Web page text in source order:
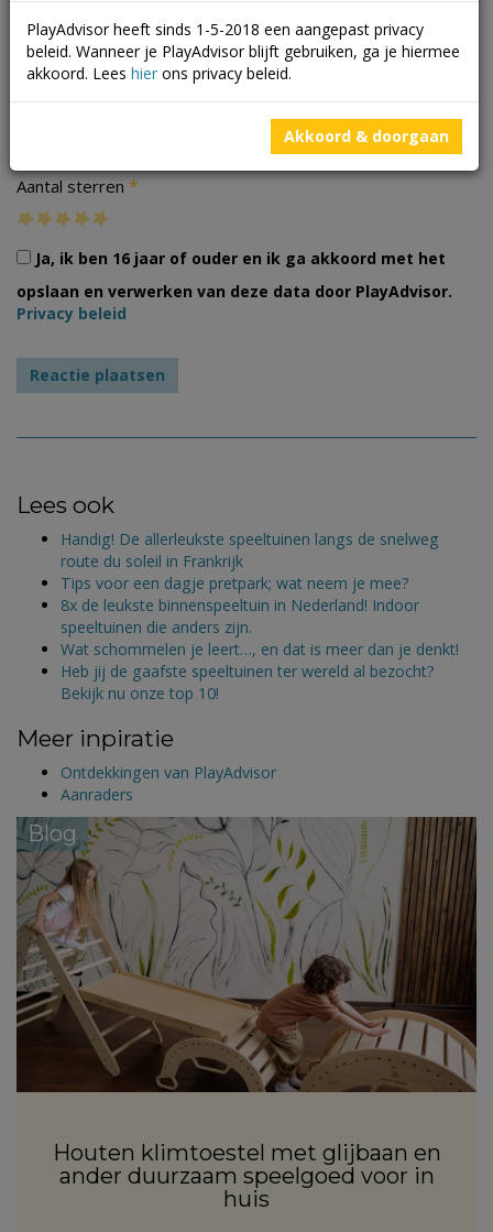
Aantal sterren *
Ja, ik ben 16 jaar of ouder en ik ga akkoord met het
opslaan en verwerken van deze data door PlayAdvisor.
Privacy beleid
Lees ook
Handig! De allerleukste speeltuinen langs de snelweg
route du soleil in Frankrijk
Tips voor een dagje pretpark; wat neem je mee?
8x de leukste binnenspeeltuin in Nederland! Indoor
speeltuinen die anders zijn.
Wat schommelen je leert…, en dat is meer dan je denkt!
Heb jij de gaafste speeltuinen ter wereld al bezocht?
Bekijk nu onze top 10!
Meer inpiratie
Ontdekkingen van PlayAdvisor
Aanraders
Blog
Houten klimtoestel met glijbaan en
ander duurzaam speelgoed voor in
huis
PlayAdvisor heeft sinds 1-5-2018 een aangepast privacy
beleid. Wanneer je PlayAdvisor blijft gebruiken, ga je hiermee
akkoord. Lees hier ons privacy beleid.
Akkoord & doorgaan